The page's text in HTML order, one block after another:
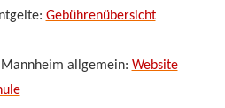
Gebührenübersicht
allgemein: Website